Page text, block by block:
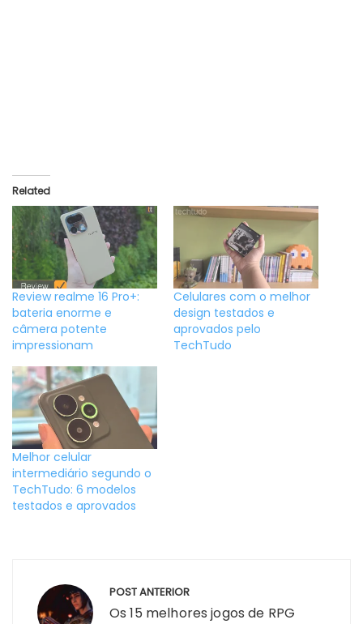
Related
Review realme 16 Pro+:
bateria enorme e
câmera potente
impressionam
Celulares com o melhor
design testados e
aprovados pelo
TechTudo
Melhor celular
intermediário segundo o
TechTudo: 6 modelos
testados e aprovados
de
POST ANTERIOR
Os 15 melhores jogos de RPG